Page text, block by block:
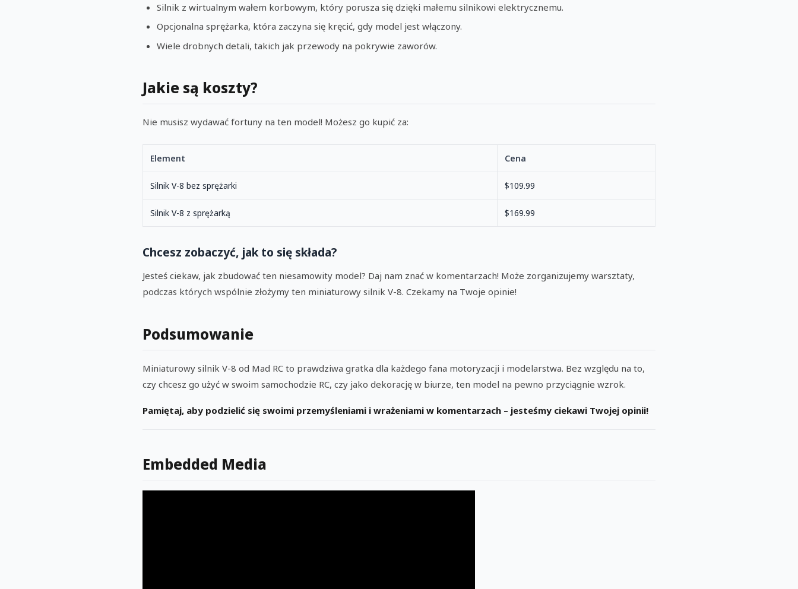
Silnik z wirtualnym wałem korbowym, który porusza się dzięki małemu silnikowi elektrycznemu.
Opcjonalna sprężarka, która zaczyna się kręcić, gdy model jest włączony.
Wiele drobnych detali, takich jak przewody na pokrywie zaworów.
Jakie są koszty?
Nie musisz wydawać fortuny na ten model! Możesz go kupić za:
Element Cena
Silnik V-8 bez sprężarki $109.99
Silnik V-8 z sprężarką $169.99
Chcesz zobaczyć, jak to się składa?
Jesteś ciekaw, jak zbudować ten niesamowity model? Daj nam znać w komentarzach! Może zorganizujemy warsztaty,
podczas których wspólnie złożymy ten miniaturowy silnik V-8. Czekamy na Twoje opinie!
Podsumowanie
Miniaturowy silnik V-8 od Mad RC to prawdziwa gratka dla każdego fana motoryzacji i modelarstwa. Bez względu na to,
czy chcesz go użyć w swoim samochodzie RC, czy jako dekorację w biurze, ten model na pewno przyciągnie wzrok.
Pamiętaj, aby podzielić się swoimi przemyśleniami i wrażeniami w komentarzach – jesteśmy ciekawi Twojej opinii!
Embedded Media